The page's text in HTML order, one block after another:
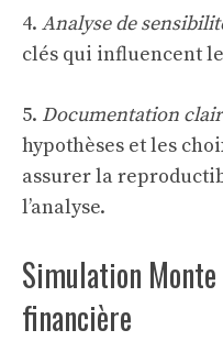
4. Analyse de
clés qui influencent
5. Documentation
hypothèses et les
assurer la
l’analyse.
Simulation Monte
financière